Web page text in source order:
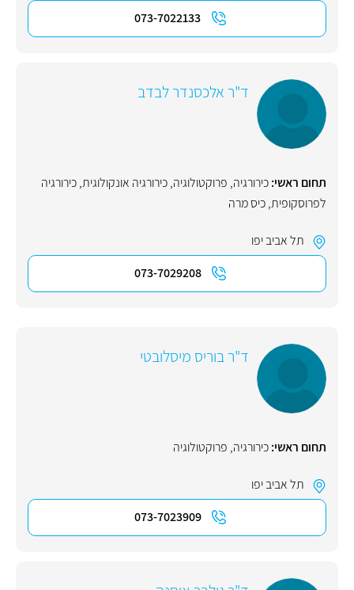
073-7022133
ד"ר אלכסנדר לבדב
תחום ראשי:כירורגיה, פרוקטולוגיה,כירורגיה אונקולוגית,כירורגיה
לפרוסקופית,כיס מרה
תל אביב יפו
073-7029208
ד"ר בוריס מיסלובטי
תחום ראשי:כירורגיה, פרוקטולוגיה
תל אביב יפו
073-7023909